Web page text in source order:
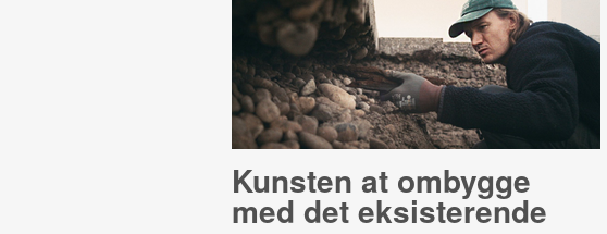
Kunsten at ombygge
med det eksisterende